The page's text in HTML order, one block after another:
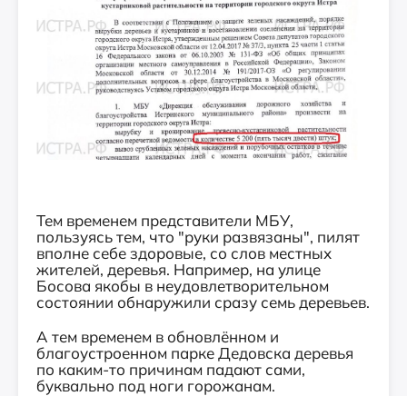
Тем временем представители МБУ,
пользуясь тем, что "руки развязаны", пилят
вполне себе здоровые, со слов местных
жителей, деревья. Например, на улице
Босова якобы в неудовлетворительном
состоянии обнаружили сразу семь деревьев.
А тем временем в обновлённом и
благоустроенном парке Дедовска деревья
по каким-то причинам падают сами,
буквально под ноги горожанам.